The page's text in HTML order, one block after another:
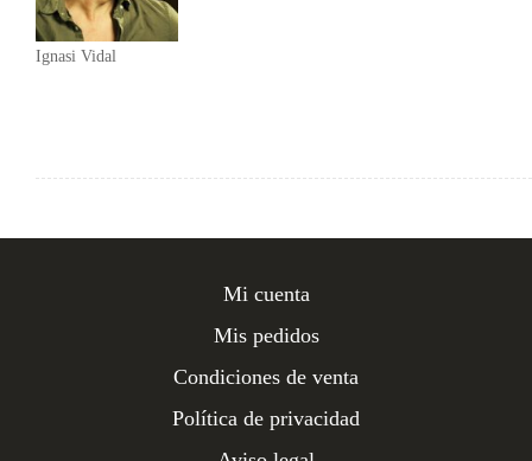
Ignasi Vidal
Mi cuenta
Mis pedidos
Condiciones de venta
Política de privacidad